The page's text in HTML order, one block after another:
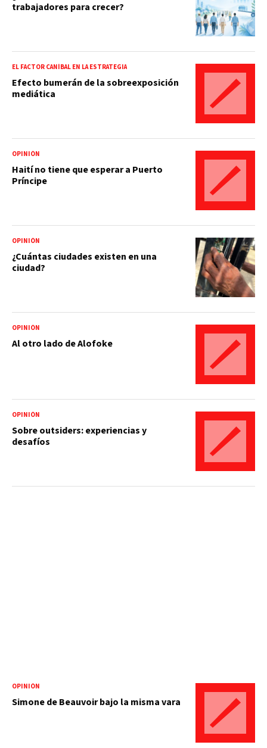
trabajadores para crecer?
EL FACTOR CANÍBAL EN LA ESTRATEGIA
Efecto bumerán de la sobreexposición
mediática
OPINIÓN
Haití no tiene que esperar a Puerto
Príncipe
OPINIÓN
¿Cuántas ciudades existen en una
ciudad?
OPINIÓN
Al otro lado de Alofoke
OPINIÓN
Sobre outsiders: experiencias y
desafíos
OPINIÓN
Simone de Beauvoir bajo la misma vara